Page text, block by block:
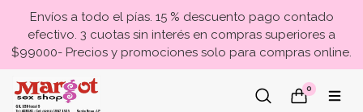
Envíos a todo el pías. 15 % descuento pago contado
efectivo. 3 cuotas sin interés en compras superiores a
$99000- Precios y promociones solo para compras online.
0